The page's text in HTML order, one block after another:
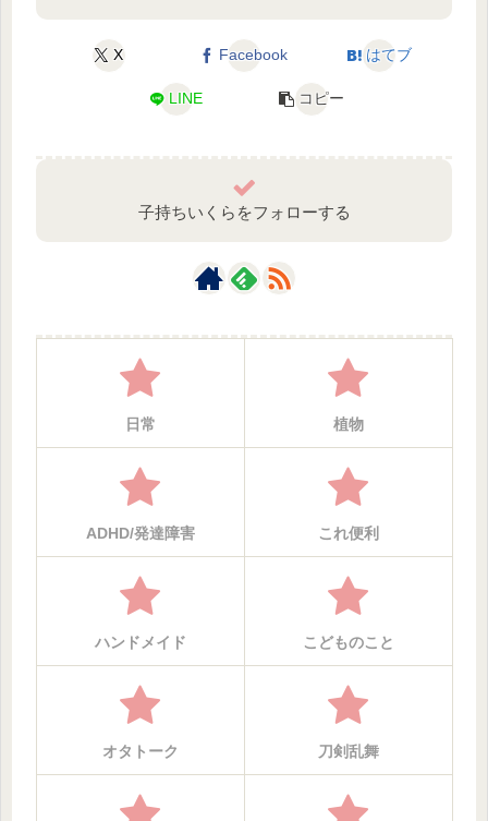
X Facebook はてブ
LINE コピー
子持ちいくらをフォローする
日常 植物‎
ADHD/発達障害 これ便利
ハンドメイド こどものこと
オタトーク 刀剣乱舞